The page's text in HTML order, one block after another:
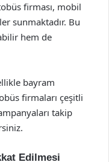
firması, mobil
sunmaktadır. Bu
hem de
bayram
firmaları çeşitli
takip
Edilmesi